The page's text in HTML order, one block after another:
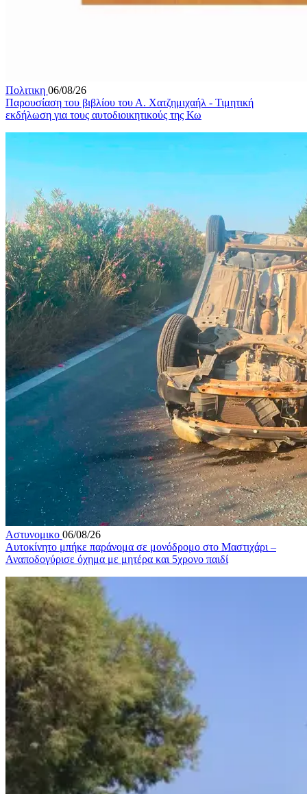
Πολιτικη 06/08/26
Παρουσίαση του βιβλίου του Α. Χατζημιχαήλ - Τιμητική
εκδήλωση για τους αυτοδιοικητικούς της Κω
Αστυνομικο 06/08/26
Αυτοκίνητο μπήκε παράνομα σε μονόδρομο στο Μαστιχάρι –
Αναποδογύρισε όχημα με μητέρα και 5χρονο παιδί